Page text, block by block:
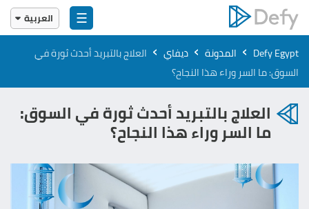
☰
العربية
English
العربية
Defy Egypt
› المدونة › ديفاي › العلاج بالتبريد أحدث ثورة في
السوق​: ما السر وراء هذا النجاح؟
العلاج بالتبريد أحدث ثورة في السوق​:
ما السر وراء هذا النجاح؟